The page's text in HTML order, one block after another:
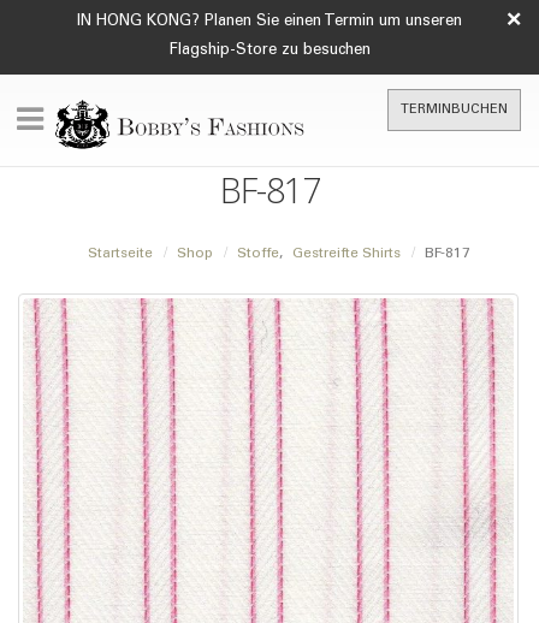
IN HONG KONG? Planen Sie einen Termin um unseren
Flagship-Store zu besuchen
×
TERMINBUCHEN
BF-817
Startseite Shop Stoffe, Gestreifte Shirts BF-817